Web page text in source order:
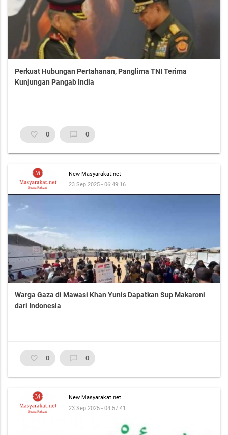
Perkuat Hubungan Pertahanan, Panglima TNI Terima
Kunjungan Pangab India
favorite_border 0 chat_bubble_outline 0
New Masyarakat.net
23 Sep 2025 - 06:49:16
Warga Gaza di Mawasi Khan Yunis Dapatkan Sup Makaroni
dari Indonesia
favorite_border 0 chat_bubble_outline 0
New Masyarakat.net
23 Sep 2025 - 04:57:41